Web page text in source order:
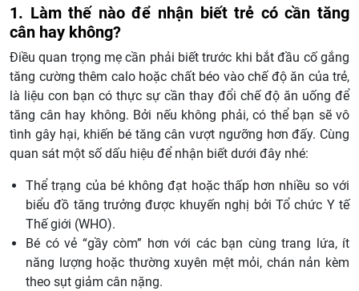
1. Làm thế nào để nhận biết trẻ có cần tăng
cân hay không?
Điều quan trọng mẹ cần phải biết trước khi bắt đầu cố gắng
tăng cường thêm calo hoặc chất béo vào chế độ ăn của trẻ,
là liệu con bạn có thực sự cần thay đổi chế độ ăn uống để
tăng cân hay không. Bởi nếu không phải, có thể bạn sẽ vô
tình gây hại, khiến bé tăng cân vượt ngưỡng hơn đấy. Cùng
quan sát một số dấu hiệu để nhận biết dưới đây nhé:
Thể trạng của bé không đạt hoặc thấp hơn nhiều so với
biểu đồ tăng trưởng được khuyến nghị bởi Tổ chức Y tế
Thế giới (WHO).
Bé có vẻ “gầy còm” hơn với các bạn cùng trang lứa, ít
năng lượng hoặc thường xuyên mệt mỏi, chán nản kèm
theo sụt giảm cân nặng.